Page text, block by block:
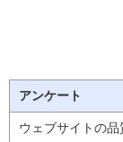
アンケート
ウェブサイトの